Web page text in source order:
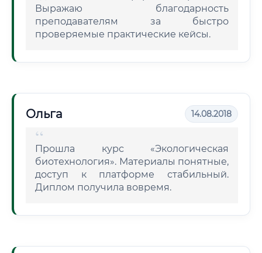
Выражаю благодарность
преподавателям за быстро
проверяемые практические кейсы.
Ольга 14.08.2018
Прошла курс «Экологическая
биотехнология». Материалы понятные,
доступ к платформе стабильный.
Диплом получила вовремя.